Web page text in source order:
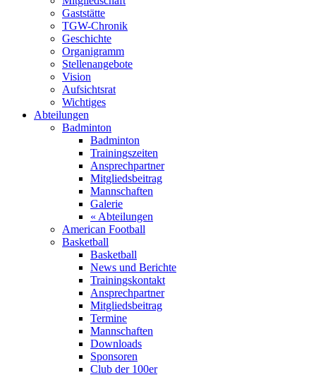
Gaststätte
TGW-Chronik
Geschichte
Organigramm
Stellenangebote
Vision
Aufsichtsrat
Wichtiges
Abteilungen
Badminton
Badminton
Trainingszeiten
Ansprechpartner
Mitgliedsbeitrag
Mannschaften
Galerie
« Abteilungen
American Football
Basketball
Basketball
News und Berichte
Trainingskontakt
Ansprechpartner
Mitgliedsbeitrag
Termine
Mannschaften
Downloads
Sponsoren
Club der 100er